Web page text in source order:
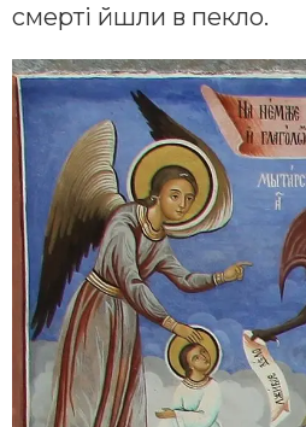
смерті йшли в пекло.